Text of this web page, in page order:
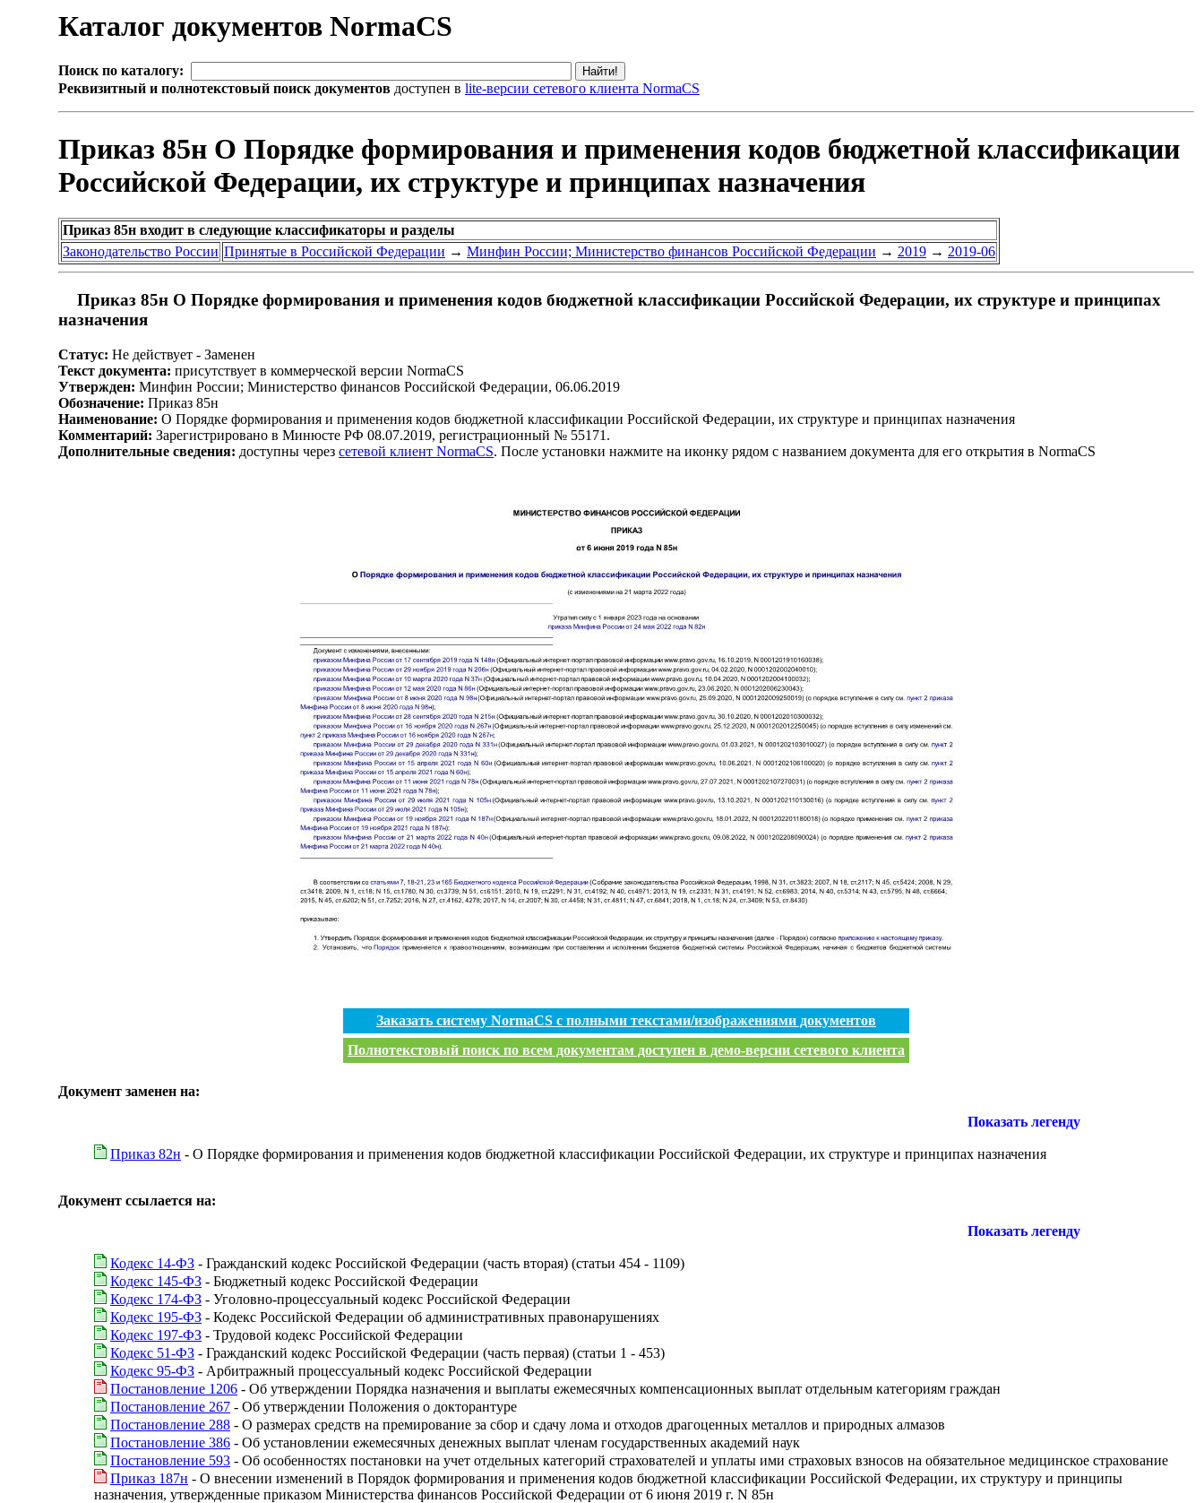
Каталог документов NormaCS
Поиск по каталогу:
Реквизитный и полнотекстовый поиск документов доступен в lite-версии сетевого клиента NormaCS
Приказ 85н О Порядке формирования и применения кодов бюджетной классификации
Российской Федерации, их структуре и принципах назначения
Приказ 85н входит в следующие классификаторы и разделы
Законодательство России Принятые в Российской Федерации → Минфин России; Министерство финансов Российской Федерации → 2019 → 2019-06
Приказ 85н О Порядке формирования и применения кодов бюджетной классификации Российской Федерации, их структуре и принципах
назначения
Статус: Не действует - Заменен
Текст документа: присутствует в коммерческой версии NormaCS
Утвержден: Минфин России; Министерство финансов Российской Федерации, 06.06.2019
Обозначение: Приказ 85н
Наименование: О Порядке формирования и применения кодов бюджетной классификации Российской Федерации, их структуре и принципах назначения
Комментарий: Зарегистрировано в Минюсте РФ 08.07.2019, регистрационный № 55171.
Дополнительные сведения: доступны через сетевой клиент NormaCS. После установки нажмите на иконку рядом с названием документа для его открытия в NormaCS
Заказать систему NormaCS с полными текстами/изображениями документов
Полнотекстовый поиск по всем документам доступен в демо-версии сетевого клиента
Документ заменен на:
Показать легенду
Приказ 82н - О Порядке формирования и применения кодов бюджетной классификации Российской Федерации, их структуре и принципах назначения
Документ ссылается на:
Показать легенду
Кодекс 14-ФЗ - Гражданский кодекс Российской Федерации (часть вторая) (статьи 454 - 1109)
Кодекс 145-ФЗ - Бюджетный кодекс Российской Федерации
Кодекс 174-ФЗ - Уголовно-процессуальный кодекс Российской Федерации
Кодекс 195-ФЗ - Кодекс Российской Федерации об административных правонарушениях
Кодекс 197-ФЗ - Трудовой кодекс Российской Федерации
Кодекс 51-ФЗ - Гражданский кодекс Российской Федерации (часть первая) (статьи 1 - 453)
Кодекс 95-ФЗ - Арбитражный процессуальный кодекс Российской Федерации
Постановление 1206 - Об утверждении Порядка назначения и выплаты ежемесячных компенсационных выплат отдельным категориям граждан
Постановление 267 - Об утверждении Положения о докторантуре
Постановление 288 - О размерах средств на премирование за сбор и сдачу лома и отходов драгоценных металлов и природных алмазов
Постановление 386 - Об установлении ежемесячных денежных выплат членам государственных академий наук
Постановление 593 - Об особенностях постановки на учет отдельных категорий страхователей и уплаты ими страховых взносов на обязательное медицинское страхование
Приказ 187н - О внесении изменений в Порядок формирования и применения кодов бюджетной классификации Российской Федерации, их структуру и принципы
назначения, утвержденные приказом Министерства финансов Российской Федерации от 6 июня 2019 г. N 85н